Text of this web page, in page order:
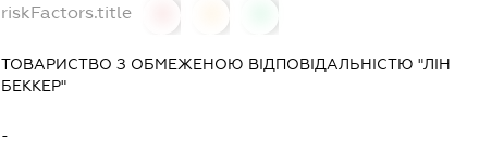
riskFactors.title
ТОВАРИСТВО З ОБМЕЖЕНОЮ ВІДПОВІДАЛЬНІСТЮ "ЛІН
БЕККЕР"
-